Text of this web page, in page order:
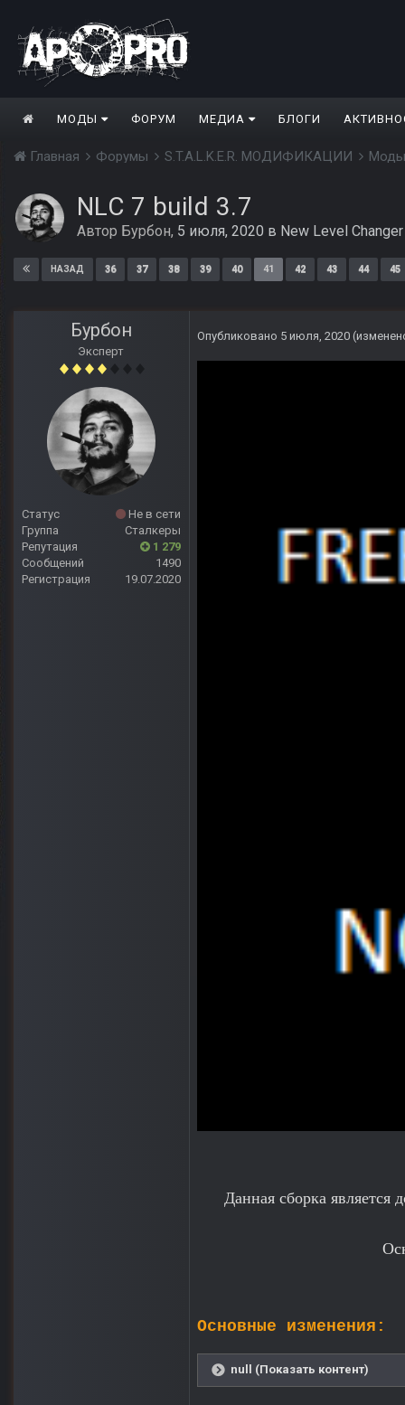
МОДЫ ФОРУМ МЕДИА БЛОГИ
Главная Форумы S.T.A.L.K.E.R. МОДИФИКАЦИИ
NLC 7 build 3.7
Автор Бурбон, 5 июля, 2020 в New Level
НАЗАД 36 37 38 39 40 41 42 43 44 45
Бурбон
Эксперт
Статус
Не в сети
Группа
Сталкеры
Репутация
1 279
Сообщений
1490
Регистрация
19.07.2020
Опубликовано 5 июля, 2020
Данная сборка
Основные изменения:
null (Показать контент)